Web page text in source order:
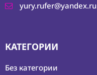
yury.rufer@yandex.ru
КАТЕГОРИИ
Без категории